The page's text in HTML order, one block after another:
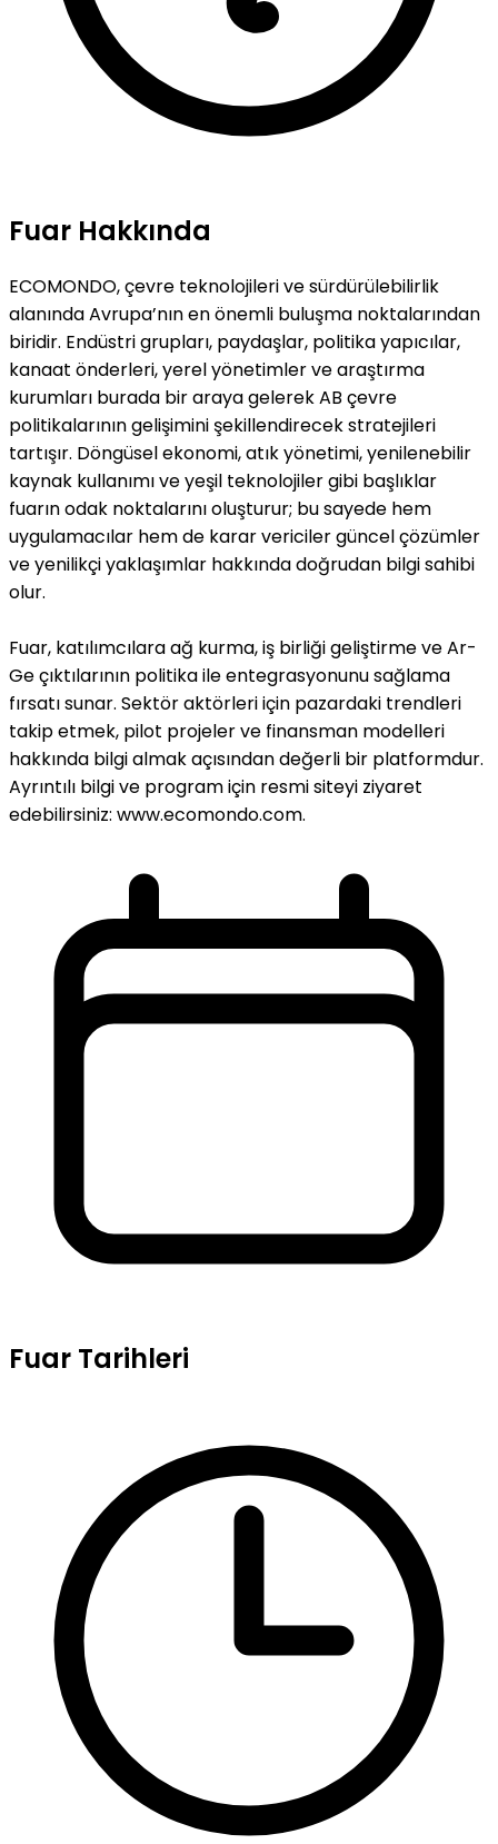
Fuar Hakkında
ECOMONDO, çevre teknolojileri ve sürdürülebilirlik
alanında Avrupa’nın en önemli buluşma noktalarından
biridir. Endüstri grupları, paydaşlar, politika yapıcılar,
kanaat önderleri, yerel yönetimler ve araştırma
kurumları burada bir araya gelerek AB çevre
politikalarının gelişimini şekillendirecek stratejileri
tartışır. Döngüsel ekonomi, atık yönetimi, yenilenebilir
kaynak kullanımı ve yeşil teknolojiler gibi başlıklar
fuarın odak noktalarını oluşturur; bu sayede hem
uygulamacılar hem de karar vericiler güncel çözümler
ve yenilikçi yaklaşımlar hakkında doğrudan bilgi sahibi
olur.
Fuar, katılımcılara ağ kurma, iş birliği geliştirme ve Ar-
Ge çıktılarının politika ile entegrasyonunu sağlama
fırsatı sunar. Sektör aktörleri için pazardaki trendleri
takip etmek, pilot projeler ve finansman modelleri
hakkında bilgi almak açısından değerli bir platformdur.
Ayrıntılı bilgi ve program için resmi siteyi ziyaret
edebilirsiniz: www.ecomondo.com.
Fuar Tarihleri